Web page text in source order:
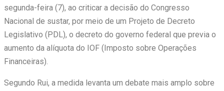
segunda-feira (7), ao criticar a decisão do Congresso
Nacional de sustar, por meio de um Projeto de Decreto
Legislativo (PDL), o decreto do governo federal que previa o
aumento da alíquota do IOF (Imposto sobre Operações
Financeiras).
Segundo Rui, a medida levanta um debate mais amplo sobre